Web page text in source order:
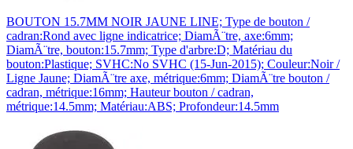
BOUTON 15.7MM NOIR JAUNE LINE; Type de bouton /
cadran:Rond avec ligne indicatrice; DiamÃ¨tre, axe:6mm;
DiamÃ¨tre, bouton:15.7mm; Type d'arbre:D; Matériau du
bouton:Plastique; SVHC:No SVHC (15-Jun-2015); Couleur:Noir /
Ligne Jaune; DiamÃ¨tre axe, métrique:6mm; DiamÃ¨tre bouton /
cadran, métrique:16mm; Hauteur bouton / cadran,
métrique:14.5mm; Matériau:ABS; Profondeur:14.5mm